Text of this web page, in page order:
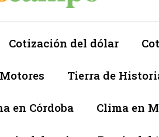
Cotización del dólar
Motores Tierra de
en Córdoba Clima en